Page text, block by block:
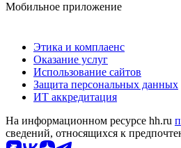
Мобильное приложение
Этика и комплаенс
Оказание услуг
Использование сайтов
Защита персональных данных
ИТ аккредитация
На информационном ресурсе hh.ru
сведений, относящихся к